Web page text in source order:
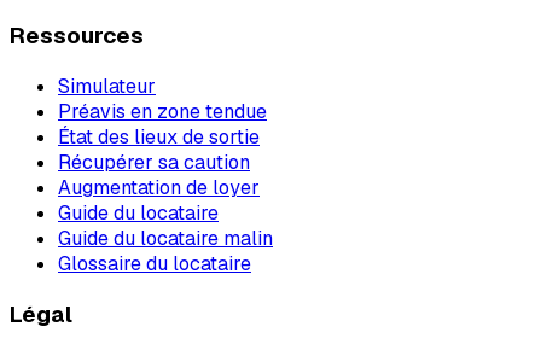
Ressources
Simulateur
Préavis en zone tendue
État des lieux de sortie
Récupérer sa caution
Augmentation de loyer
Guide du locataire
Guide du locataire malin
Glossaire du locataire
Légal